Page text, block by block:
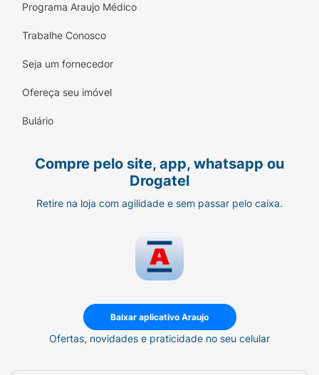
macio sem pesar.
Programa Araujo Médico
Trabalhe Conosco
Seja um fornecedor
Ofereça seu imóvel
Bulário
Compre pelo site, app, whatsapp ou
Drogatel
Retire na loja com agilidade e sem passar pelo caixa.
Baixar aplicativo Araujo
Ofertas, novidades e praticidade no seu celular